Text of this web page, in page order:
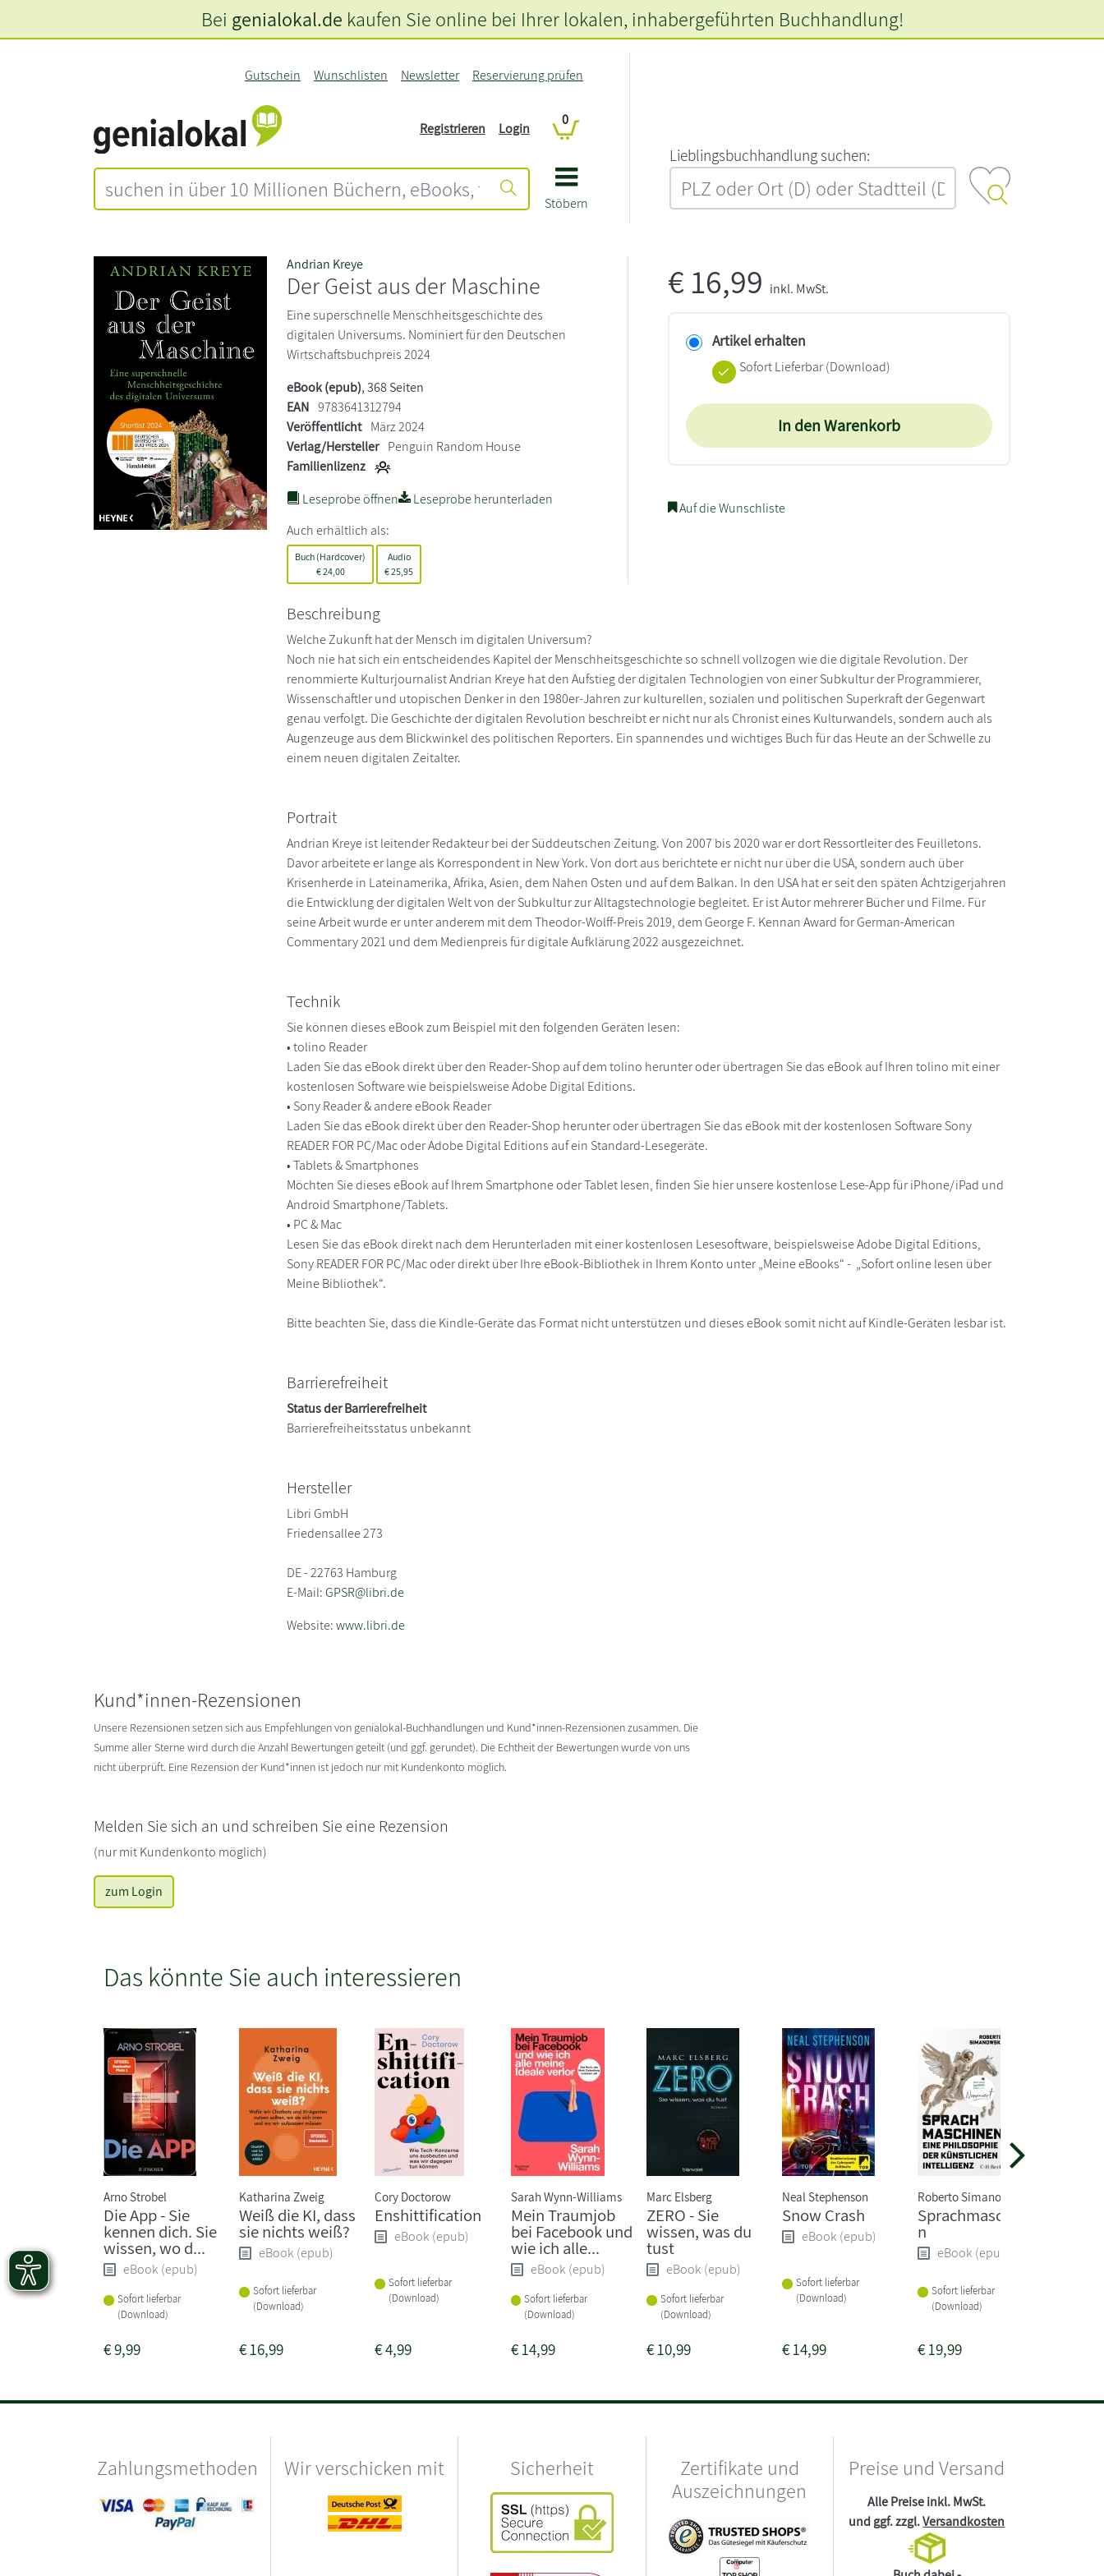
Stöbern
Gutschein Wunschlisten Newsletter Reservierung prüfen
Registrieren Login
0
L‍i‍e‍b‍l‍i‍n‍g‍s‍b‍u‍c‍h‍h‍a‍n‍d‍l‍u‍n‍g‍ ‍s‍u‍c‍h‍e‍n‍:‍
Bei genialokal.de kaufen Sie online bei Ihrer lokalen, inhabergeführten Buchhandlung!
Andrian Kreye
Der Geist aus der Maschine
Eine superschnelle Menschheitsgeschichte des
digitalen Universums. Nominiert für den Deutschen
Wirtschaftsbuchpreis 2024
eBook (epub), 368 Seiten
EAN 9783641312794
Veröffentlicht März 2024
Verlag/Hersteller Penguin Random House
Familienlizenz
Leseprobe öffnen
Leseprobe herunterladen
Auch erhältlich als:
Buch (Hardcover)
€24,00
Audio
€25,95
€16,99 inkl. MwSt.
Artikel erhalten
Sofort Lieferbar (Download)
In den Warenkorb
Auf die Wunschliste
Beschreibung
Welche Zukunft hat der Mensch im digitalen Universum?
Noch nie hat sich ein entscheidendes Kapitel der Menschheitsgeschichte so schnell vollzogen wie die digitale Revolution. Der
renommierte Kulturjournalist Andrian Kreye hat den Aufstieg der digitalen Technologien von einer Subkultur der Programmierer,
Wissenschaftler und utopischen Denker in den 1980er-Jahren zur kulturellen, sozialen und politischen Superkraft der Gegenwart
genau verfolgt. Die Geschichte der digitalen Revolution beschreibt er nicht nur als Chronist eines Kulturwandels, sondern auch als
Augenzeuge aus dem Blickwinkel des politischen Reporters. Ein spannendes und wichtiges Buch für das Heute an der Schwelle zu
einem neuen digitalen Zeitalter.
Portrait
Andrian Kreye ist leitender Redakteur bei der Süddeutschen Zeitung. Von 2007 bis 2020 war er dort Ressortleiter des Feuilletons.
Davor arbeitete er lange als Korrespondent in New York. Von dort aus berichtete er nicht nur über die USA, sondern auch über
Krisenherde in Lateinamerika, Afrika, Asien, dem Nahen Osten und auf dem Balkan. In den USA hat er seit den späten Achtzigerjahren
die Entwicklung der digitalen Welt von der Subkultur zur Alltagstechnologie begleitet. Er ist Autor mehrerer Bücher und Filme. Für
seine Arbeit wurde er unter anderem mit dem Theodor-Wolff-Preis 2019, dem George F. Kennan Award for German-American
Commentary 2021 und dem Medienpreis für digitale Aufklärung 2022 ausgezeichnet.
Technik
Sie können dieses eBook zum Beispiel mit den folgenden Geräten lesen:
• tolino Reader
Laden Sie das eBook direkt über den Reader-Shop auf dem tolino herunter oder übertragen Sie das eBook auf Ihren tolino mit einer
kostenlosen Software wie beispielsweise Adobe Digital Editions.
• Sony Reader & andere eBook Reader
Laden Sie das eBook direkt über den Reader-Shop herunter oder übertragen Sie das eBook mit der kostenlosen Software Sony
READER FOR PC/Mac oder Adobe Digital Editions auf ein Standard-Lesegeräte.
• Tablets & Smartphones
Möchten Sie dieses eBook auf Ihrem Smartphone oder Tablet lesen, finden Sie hier unsere kostenlose Lese-App für iPhone/iPad und
Android Smartphone/Tablets.
• PC & Mac
Lesen Sie das eBook direkt nach dem Herunterladen mit einer kostenlosen Lesesoftware, beispielsweise Adobe Digital Editions,
Sony READER FOR PC/Mac oder direkt über Ihre eBook-Bibliothek in Ihrem Konto unter „Meine eBooks“ - „Sofort online lesen über
Meine Bibliothek“.
Bitte beachten Sie, dass die Kindle-Geräte das Format nicht unterstützen und dieses eBook somit nicht auf Kindle-Geräten lesbar ist.
Barrierefreiheit
Status der Barrierefreiheit
Barrierefreiheitsstatus unbekannt
Hersteller
Libri GmbH
Friedensallee 273
DE - 22763 Hamburg
E-Mail:GPSR@libri.de
Website:www.libri.de
Kund*innen-Rezensionen
Unsere Rezensionen setzen sich aus Empfehlungen von genialokal-Buchhandlungen und Kund*innen-Rezensionen zusammen. Die
Summe aller Sterne wird durch die Anzahl Bewertungen geteilt (und ggf. gerundet). Die Echtheit der Bewertungen wurde von uns
nicht überprüft. Eine Rezension der Kund*innen ist jedoch nur mit Kundenkonto möglich.
Melden Sie sich an und schreiben Sie eine Rezension
(nur mit Kundenkonto möglich)
zum Login
Das könnte Sie auch interessieren
Arno Strobel
Die App - Sie
kennen dich. Sie
wissen, wo d...
eBook (epub)
Sofort lieferbar
(Download)
€9,99
Katharina Zweig
Weiß die KI, dass
sie nichts weiß?
eBook (epub)
Sofort lieferbar
(Download)
€16,99
Cory Doctorow
Enshittification
eBook (epub)
Sofort lieferbar
(Download)
€4,99
Sarah Wynn-Williams
Mein Traumjob
bei Facebook und
wie ich alle...
eBook (epub)
Sofort lieferbar
(Download)
€14,99
Marc Elsberg
ZERO - Sie
wissen, was du
tust
eBook (epub)
Sofort lieferbar
(Download)
€10,99
Neal Stephenson
Snow Crash
eBook (epub)
Sofort lieferbar
(Download)
€14,99
Roberto Simanowski
Sprachmaschine
n
eBook (epub)
Sofort lieferbar
(Download)
€19,99
Zahlungsmethoden Wir verschicken mit Sicherheit
Zertifikate und
Auszeichnungen
Preise und Versand
Alle Preise inkl. MwSt.
und ggf. zzgl.Versandkosten